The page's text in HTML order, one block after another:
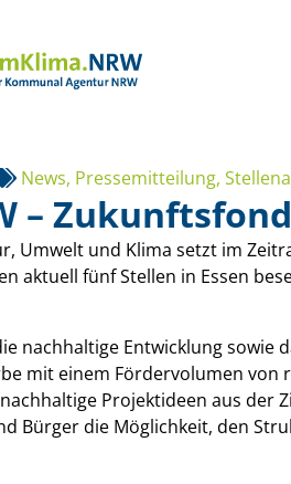
News, Pressemitteilung,
–
Umwelt und Klima setzt im
aktuell fünf Stellen in Essen
nachhaltige Entwicklung
mit einem Fördervolumen von
Projektideen aus der
Bürger die Möglichkeit, den